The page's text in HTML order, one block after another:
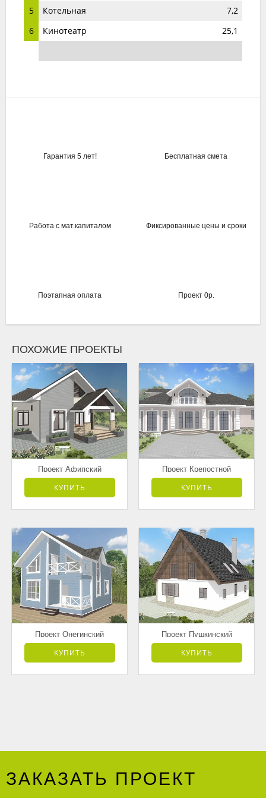
5 Котельная
7,2
6
Кинотеатр 25,1
Гарантия 5 лет! Бесплатная смета
Работа с мат.капиталом Фиксированные цены и сроки
Поэтапная оплата Проект 0р.
ПОХОЖИЕ ПРОЕКТЫ
Проект Афипский
от 3 181 500 руб.
КУПИТЬ
Проект Крепостной
от 7 595 000 руб.
КУПИТЬ
Проект Онегинский
от 3 178 000 руб.
КУПИТЬ
Проект Пушкинский
от 4 168 500 руб.
КУПИТЬ
ЗАКАЗАТЬ ПРОЕКТ